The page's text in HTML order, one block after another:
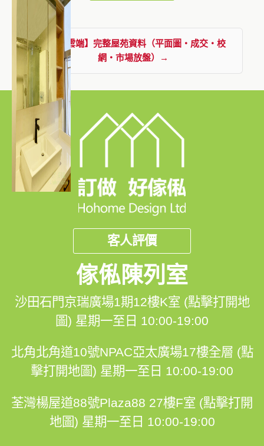
查看【雲端】完整屋苑資料（平面圖・成交・校
網・市場放盤）→
客人評價
傢俬陳列室
沙田石門京瑞廣場1期12樓K室 (點擊打開地
圖) 星期一至日 10:00-19:00
北角北角道10號NPAC亞太廣場17樓全層 (點
擊打開地圖) 星期一至日 10:00-19:00
荃灣楊屋道88號Plaza88 27樓F室 (點擊打開
地圖) 星期一至日 10:00-19:00